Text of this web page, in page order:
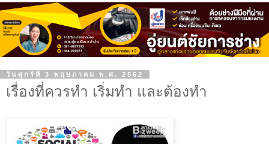
วันศุกร์ที่ 3 พฤษภาคม พ.ศ. 2562
เรื่องที่ควรทำ เริ่มทำ และต้องทำ